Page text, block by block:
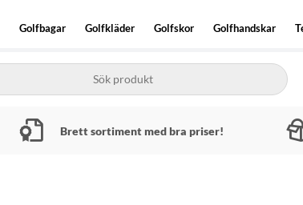
Golfbagar Golfkläder Golfskor Golfhandskar
Brett sortiment med bra priser!